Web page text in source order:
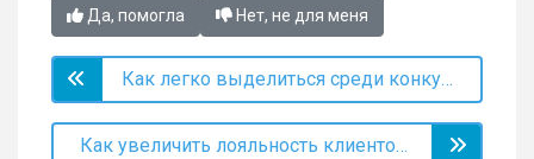
Да, помогла Нет, не для меня
Как легко выделиться среди конкурентов?
Как увеличить лояльность клиентов – 5 рабочих способов